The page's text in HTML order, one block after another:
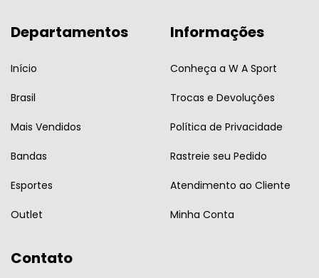
Departamentos
Início
Brasil
Mais Vendidos
Bandas
Esportes
Outlet
Informações
Conheça a W A Sport
Trocas e Devoluções
Política de Privacidade
Rastreie seu Pedido
Atendimento ao Cliente
Minha Conta
Contato